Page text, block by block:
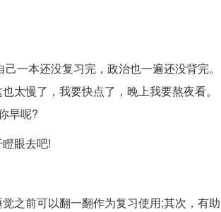
一本还没复习完，政治也一遍还没背完。
太慢了，我要快点了，晚上我要熬夜看。
早呢?
眼去吧!
之前可以翻一翻作为复习使用;其次，有助